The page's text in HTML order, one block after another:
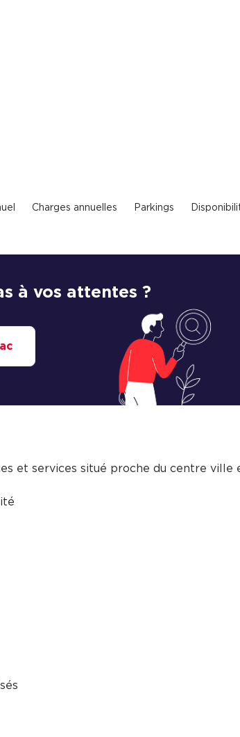
Charges annuelles Parkings
à vos attentes ?
et services situé proche du centre ville